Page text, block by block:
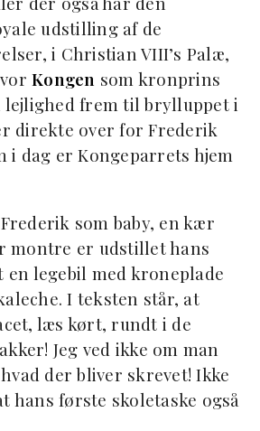
udstilling af de
i Christian VIII’s Palæ,
Kongen som kronprins
lejlighed frem til brylluppet i
direkte over for Frederik
i dag er Kongeparrets hjem
som baby, en kær
montre er udstillet hans
en legebil med kroneplade
I teksten står, at
læs kørt, rundt i de
Jeg ved ikke om man
der bliver skrevet! Ikke
hans første skoletaske også